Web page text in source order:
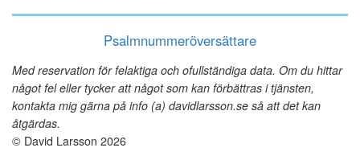
Psalmnummeröversättare
Med reservation för felaktiga och ofullständiga data. Om du hittar
något fel eller tycker att något som kan förbättras i tjänsten,
kontakta mig gärna på info (a) davidlarsson.se så att det kan
åtgärdas.
© David Larsson 2026